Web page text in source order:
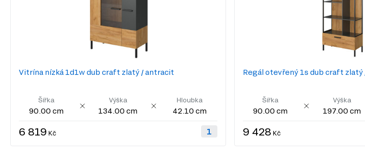
Vitrína nízká 1d1w dub craft zlatý / antracit
Šířka
90.00 cm
Výška
134.00 cm
Hloubka
42.10 cm
6 819 Kč
Regál otevřený 1s dub craft
Šířka
90.00 cm
Výška
197.00 cm
9 428 Kč